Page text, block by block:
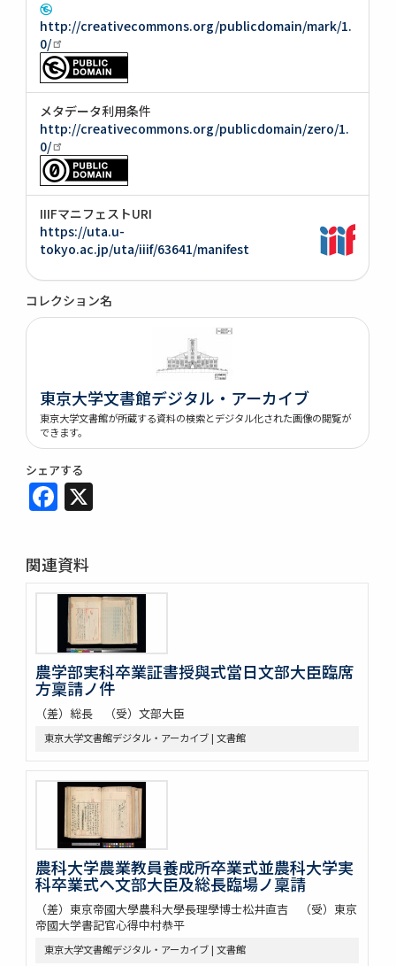
http://creativecommons.org/publicdomain/mark/1.
0/
メタデータ利用条件
http://creativecommons.org/publicdomain/zero/1.
0/
IIIFマニフェストURI
https://uta.u-
tokyo.ac.jp/uta/iiif/63641/manifest
コレクション名
東京大学文書館デジタル・アーカイブ
東京大学文書館が所蔵する資料の検索とデジタル化された画像の閲覧が
できます。
シェアする
Facebook
関連資料
農学部実科卒業証書授與式當日文部大臣臨席
方稟請ノ件
（差）総長 （受）文部大臣
東京大学文書館デジタル・アーカイブ | 文書館
農科大学農業教員養成所卒業式並農科大学実
科卒業式ヘ文部大臣及総長臨場ノ稟請
（差）東京帝國大學農科大學長理學博士松井直吉 （受）東京
帝國大学書記官心得中村恭平
東京大学文書館デジタル・アーカイブ | 文書館